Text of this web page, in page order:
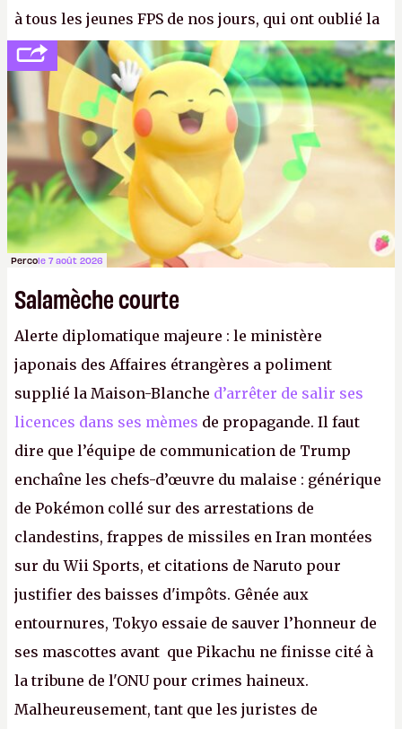
à tous les jeunes FPS de nos jours, qui ont oublié la
politesse et le respect envers leurs joueurs et les
anciens. Il leur faudrait une bonne guerre des
consoles à ces petits cons !
Percole 7 août 2026
Salamèche courte
Alerte diplomatique majeure : le ministère
japonais des Affaires étrangères a poliment
supplié la Maison-Blanche d’arrêter de salir ses
licences dans ses mèmes de propagande. Il faut
dire que l’équipe de communication de Trump
enchaîne les chefs-d’œuvre du malaise : générique
de Pokémon collé sur des arrestations de
clandestins, frappes de missiles en Iran montées
sur du Wii Sports, et citations de Naruto pour
justifier des baisses d'impôts. Gênée aux
entournures, Tokyo essaie de sauver l’honneur de
ses mascottes avant que Pikachu ne finisse cité à
la tribune de l'ONU pour crimes haineux.
Malheureusement, tant que les juristes de